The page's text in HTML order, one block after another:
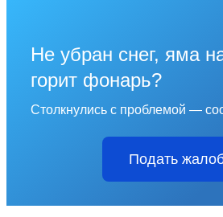
Не убран снег, яма
горит фонарь?
Столкнулись с проблемой —
Подать